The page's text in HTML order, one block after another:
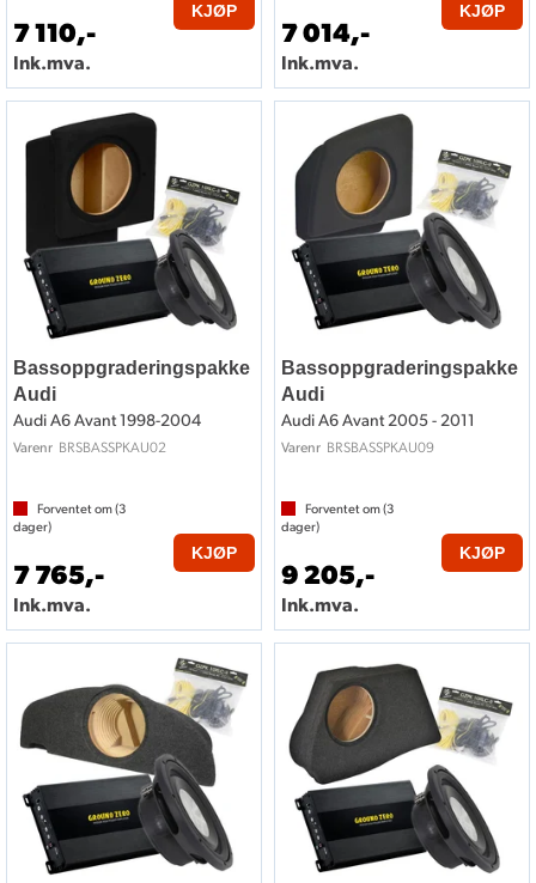
7 110,-
Ink.mva.
KJØP
7 014,-
Ink.mva.
KJØP
Bassoppgraderingspakke
Audi
Audi A6 Avant 1998-2004
Varenr BRSBASSPKAU02
Forventet om (3
dager)
7 765,-
Ink.mva.
KJØP
Bassoppgraderingspakke
Audi
Audi A6 Avant 2005 - 2011
Varenr BRSBASSPKAU09
Forventet om (3
dager)
9 205,-
Ink.mva.
KJØP